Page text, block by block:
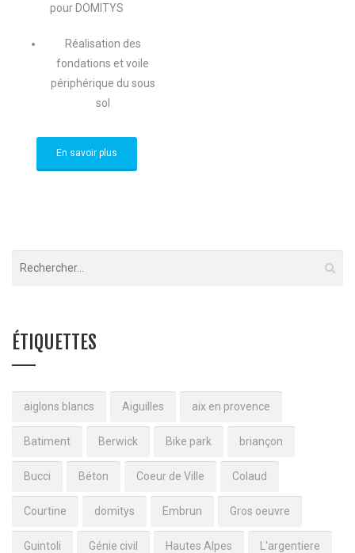
pour DOMITYS
Réalisation des
fondations et voile
périphérique du sous
sol
En savoir plus
ÉTIQUETTES
aiglons blancs Aiguilles aix en provence
Batiment Berwick Bike park briançon
Bucci Béton Coeur de Ville Colaud
Courtine domitys Embrun Gros oeuvre
Guintoli Génie civil Hautes Alpes L'argentiere